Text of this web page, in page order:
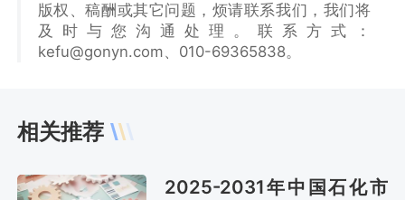
版权、稿酬或其它问题，烦请联系我们，我们将
及时与您沟通处理。联系方式：
kefu@gonyn.com、010-69365838。
相关推荐
2025-2031年中国石化市